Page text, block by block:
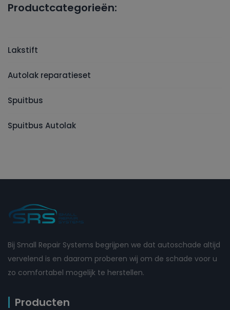
Productcategorieën:
Lakstift
Autolak reparatieset
Spuitbus
Spuitbus Autolak
Bij Small Repair Systems begrijpen we dat autoschade altijd
vervelend is en daarom proberen wij om de schade voor u
zo comfortabel mogelijk te herstellen.
Producten